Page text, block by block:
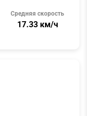
Средняя скорость
17.33 км/ч